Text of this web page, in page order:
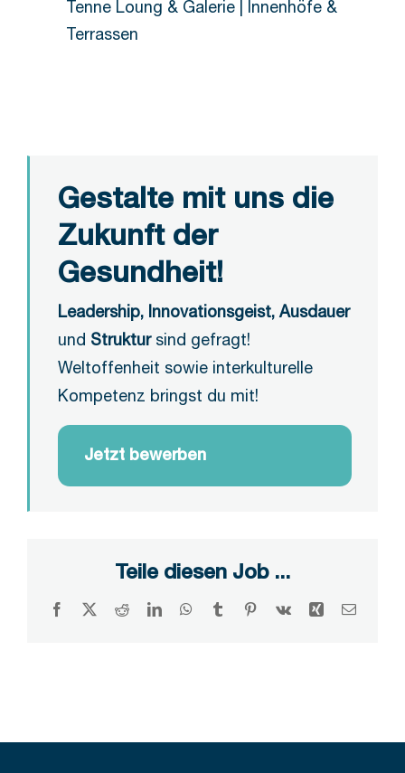
Tenne Loung & Galerie | Innenhöfe &
Terrassen
Gestalte mit uns die
Zukunft der
Gesundheit!
Leadership, Innovationsgeist, Ausdauer
und Struktursind gefragt!
Weltoffenheit sowie interkulturelle
Kompetenz bringst du mit!
Jetzt bewerben
Teile diesen Job ...
Facebook
X RedditLinkedInWhatsApp
TumblrPinterest
Vk Xing E-